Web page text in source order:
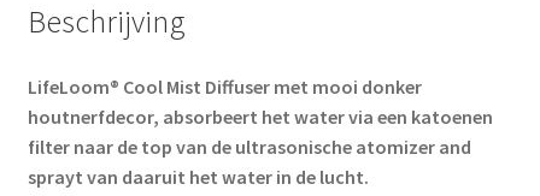
–
-
Geurverspreider
-
Humidifier
Beschrijving
LifeLoom® Cool Mist Diffuser met mooi donker
houtnerfdecor, absorbeert het water via een katoenen
filter naar de top van de ultrasonische atomizer and
sprayt van daaruit het water in de lucht.